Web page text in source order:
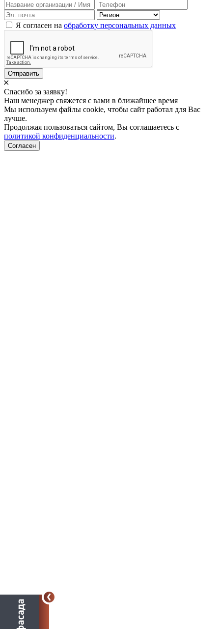
Я согласен на обработку персональных данных
Отправить
Спасибо за заявку!
Наш менеджер свяжется с вами в ближайшее время
Мы используем файлы cookie, чтобы сайт работал для Вас
лучше.
Продолжая пользоваться сайтом, Вы соглашаетесь с
политикой конфиденциальности.
Согласен